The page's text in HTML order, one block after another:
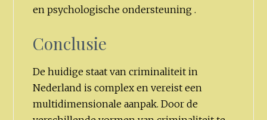
en psychologische ondersteuning .
Conclusie
De huidige staat van criminaliteit in
Nederland is complex en vereist een
multidimensionale aanpak. Door de